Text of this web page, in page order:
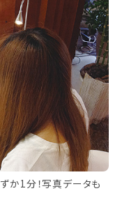
か1分！写真データも